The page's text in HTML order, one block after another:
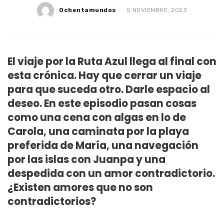
Ochentamundos 5 NOVIEMBRE, 2023
El viaje por la Ruta Azul llega al final con
esta crónica. Hay que cerrar un viaje
para que suceda otro. Darle espacio al
deseo. En este episodio pasan cosas
como una cena con algas en lo de
Carola, una caminata por la playa
preferida de María, una navegación
por las islas con Juanpa y una
despedida con un amor contradictorio.
¿Existen amores que no son
contradictorios?